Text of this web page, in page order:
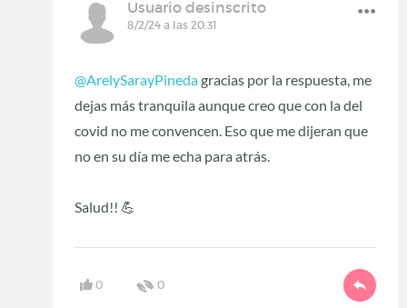
Usuario desinscrito
8/2/24 a las 20:31
@ArelySarayPinedagracias por la respuesta, me
dejas más tranquila aunque creo que con la del
covid no me convencen. Eso que me dijeran que
no en su día me echa para atrás.
Salud!! 💪
0 0